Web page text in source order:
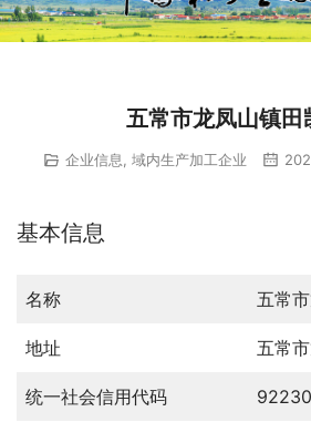
五常市龙凤山镇田
企业信息 域内生产加工企业
基本信息
名称 五常
地址 五常
统一社会信用代码